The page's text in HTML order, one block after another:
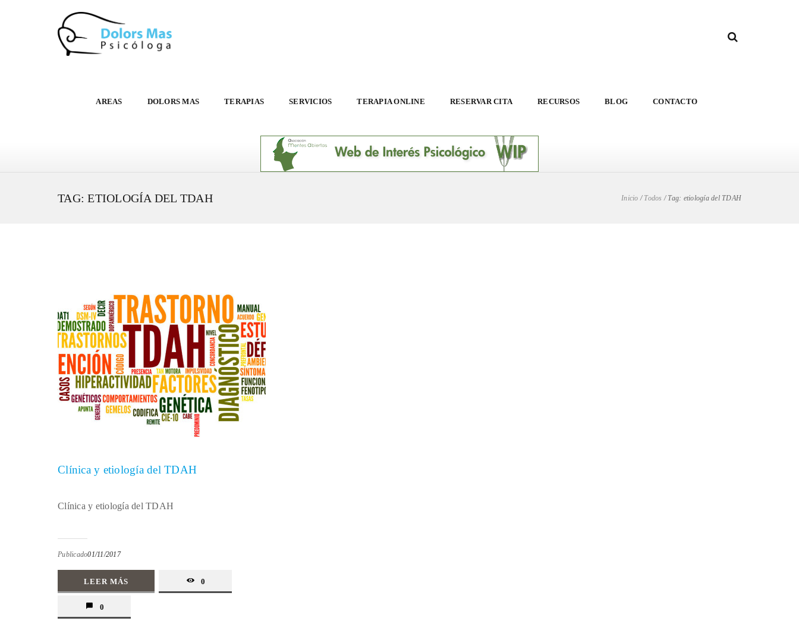
AREAS DOLORS MAS TERAPIAS SERVICIOS TERAPIA ONLINE RESERVAR CITA RECURSOS BLOG CONTACTO
Inicio / Todos / Tag: etiología del TDAH
TAG: ETIOLOGÍA DEL TDAH
Clínica y etiología del TDAH
Clínica y etiología del TDAH
Publicado01/11/2017
LEER MÁS 0
0